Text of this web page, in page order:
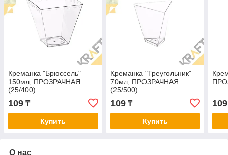
Креманка "Брюссель"
150мл, ПРОЗРАЧНАЯ
(25/400)
109 ₸
Купить
Креманка "Треугольник"
70мл, ПРОЗРАЧНАЯ
(25/500)
109₸
Купить
109
О нас